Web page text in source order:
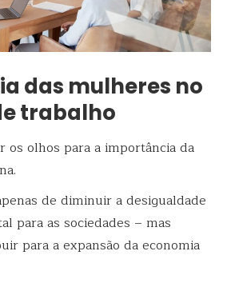
das mulheres no
trabalho
os olhos para a importância da
de diminuir a desigualdade
para as sociedades – mas
para a expansão da economia